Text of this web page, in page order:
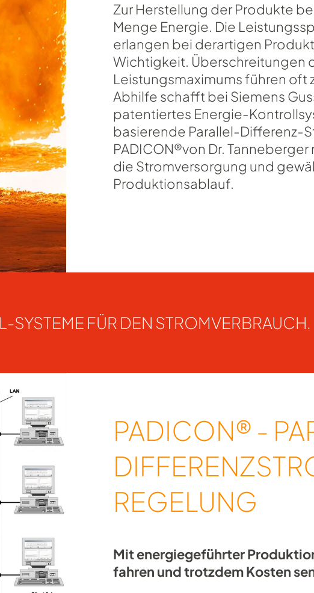
Zur Herstellung der Produkte
Menge Energie. Die
erlangen bei derartigen
Wichtigkeit. Überschreitungen
Leistungsmaximums führen oft
Abhilfe schafft bei Siemens
patentiertes Energie-
basierende Parallel-Differenz-
PADICON®von Dr.
die Stromversorgung und
Produktionsablauf.
SYSTEME FÜR DEN STROMVERBRAUCH.
PADICON® -
REGELUNG
Mit energiegeführter
fahren und trotzdem Kosten